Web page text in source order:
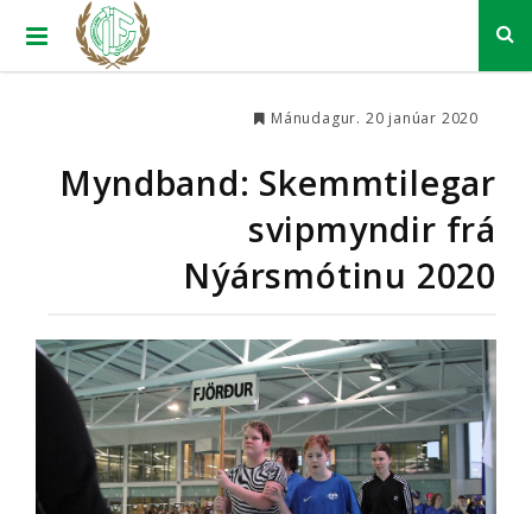
Mánudagur. 20 janúar 2020
Myndband: Skemmtilegar
svipmyndir frá
Nýársmótinu 2020